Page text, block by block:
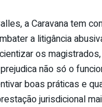
a Caravana tem
a litigância
os
não só o
boas práticas e
jurisdicional